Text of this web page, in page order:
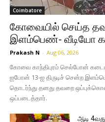
Coimbatore
கோவையில் செய்த
இளம்பெண்- வீடியோ
Prakash N - Aug 06, 2026
கோவை காந்திபுரம் செல்போன்
ஐபோன் 13-ஐ திருடிச் சென்ற
தொடர்ந்து தனது தவறை
ஒப்படைத்தார்.
ஆடி